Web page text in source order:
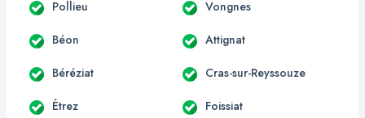
Pollieu Vongnes
Béon Attignat
Béréziat Cras-sur-Reyssouze
Étrez Foissiat